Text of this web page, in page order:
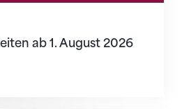
ab 1. August 2026